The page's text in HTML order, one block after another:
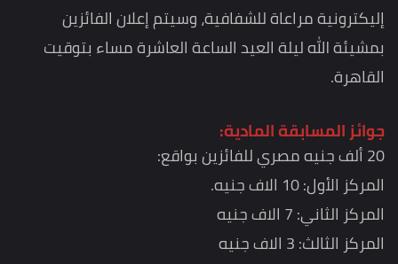
إليكترونية مراعاة للشفافية، وسيتم إعلان الفائزين
بمشيئة الله ليلة العيد الساعة العاشرة مساء بتوقيت
القاهرة.
جوائز المسابقة المادية:
20 ألف جنيه مصري للفائزين بواقع:
المركز الأول: 10 الاف جنيه.
المركز الثاني: 7 الاف جنيه
المركز الثالث: 3 الاف جنيه